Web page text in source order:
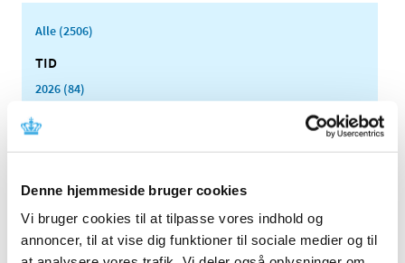
Denne hjemmeside bruger cookies
Vi bruger cookies til at tilpasse vores indhold og
annoncer, til at vise dig funktioner til sociale medier og til
Alle (2506)
TID
2026 (84)
2024 (224)
2022 (197)
2021 (516)
2020 (263)